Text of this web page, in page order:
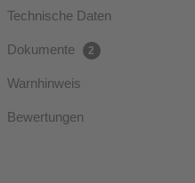
Technische Daten
Dokumente 2
Warnhinweis
Bewertungen